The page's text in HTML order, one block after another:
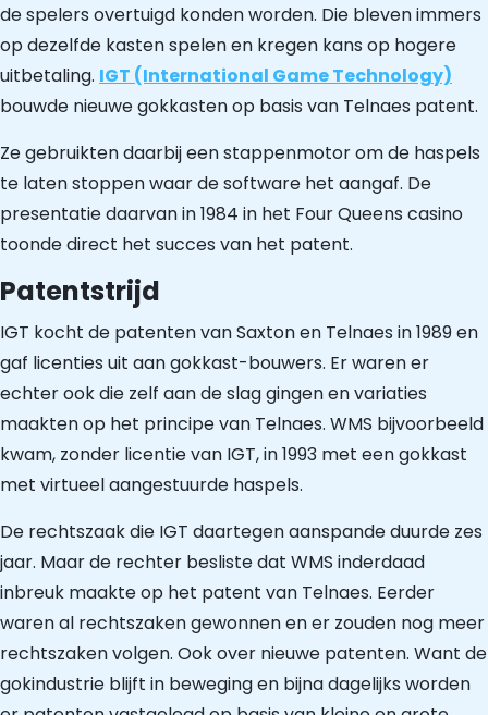
de spelers overtuigd konden worden. Die bleven immers
op dezelfde kasten spelen en kregen kans op hogere
uitbetaling. IGT (International Game Technology)
bouwde nieuwe gokkasten op basis van Telnaes patent.
Ze gebruikten daarbij een stappenmotor om de haspels
te laten stoppen waar de software het aangaf. De
presentatie daarvan in 1984 in het Four Queens casino
toonde direct het succes van het patent.
Patentstrijd
IGT kocht de patenten van Saxton en Telnaes in 1989 en
gaf licenties uit aan gokkast-bouwers. Er waren er
echter ook die zelf aan de slag gingen en variaties
maakten op het principe van Telnaes. WMS bijvoorbeeld
kwam, zonder licentie van IGT, in 1993 met een gokkast
met virtueel aangestuurde haspels.
De rechtszaak die IGT daartegen aanspande duurde zes
jaar. Maar de rechter besliste dat WMS inderdaad
inbreuk maakte op het patent van Telnaes. Eerder
waren al rechtszaken gewonnen en er zouden nog meer
rechtszaken volgen. Ook over nieuwe patenten. Want de
gokindustrie blijft in beweging en bijna dagelijks worden